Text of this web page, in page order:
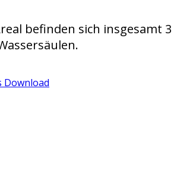
befinden sich insgesamt 3
Download